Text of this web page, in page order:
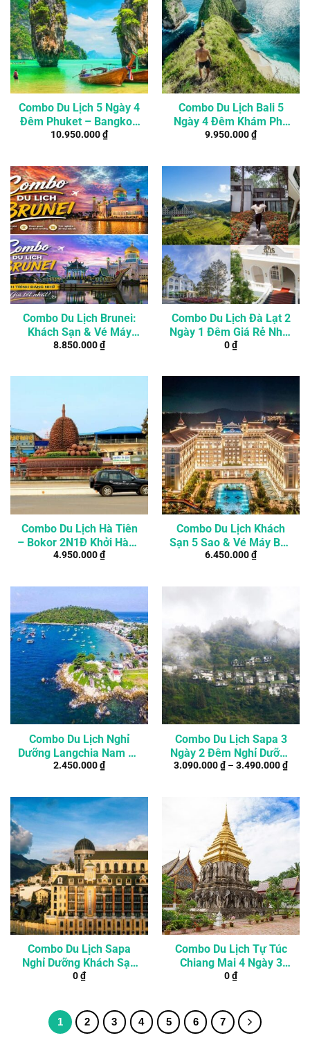
Combo Du Lịch 5 Ngày 4
Đêm Phuket – Bangkok
Khởi Hành Từ 2 Người
10.950.000₫
Combo Du Lịch Bali 5
Ngày 4 Đêm Khám Phá
Thiên Đường
9.950.000₫
Combo Du Lịch Brunei:
Khách Sạn & Vé Máy
Bay 3 Ngày 2 Đêm
8.850.000₫
Combo Du Lịch Đà Lạt 2
Ngày 1 Đêm Giá Rẻ Nhất
Thị Trường
0₫
Combo Du Lịch Hà Tiên
– Bokor 2N1Đ Khởi Hành
Từ TP. Hồ Chí Minh
4.950.000₫
Combo Du Lịch Khách
Sạn 5 Sao & Vé Máy Bay
Phú Quốc
6.450.000₫
Combo Du Lịch Nghỉ
Dưỡng Langchia Nam Du
Resort 2 Ngày 1 Đêm
2.450.000₫
Combo Du Lịch Sapa 3
Ngày 2 Đêm Nghỉ Dưỡng
Khách Sạn 4*
3.090.000₫– 3.490.000₫
Combo Du Lịch Sapa
Nghỉ Dưỡng Khách Sạn
5* 2 Ngày 1 Đêm
0₫
Combo Du Lịch Tự Túc
Chiang Mai 4 Ngày 3
Đêm Từ Đà Nẵng
0₫
1 2 3 4 5 6 7